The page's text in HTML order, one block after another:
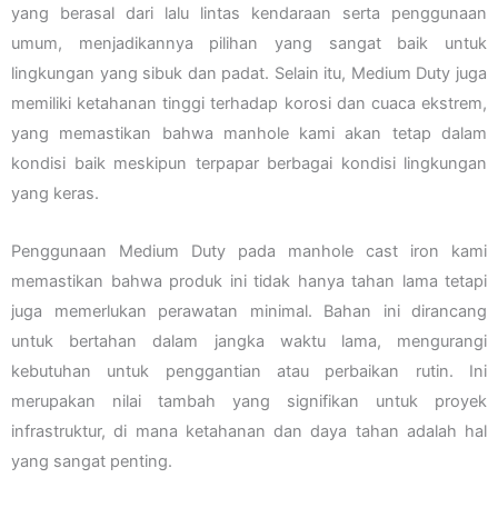
yang berasal dari lalu lintas kendaraan serta penggunaan
umum, menjadikannya pilihan yang sangat baik untuk
lingkungan yang sibuk dan padat. Selain itu, Medium Duty juga
memiliki ketahanan tinggi terhadap korosi dan cuaca ekstrem,
yang memastikan bahwa manhole kami akan tetap dalam
kondisi baik meskipun terpapar berbagai kondisi lingkungan
yang keras.
Penggunaan Medium Duty pada manhole cast iron kami
memastikan bahwa produk ini tidak hanya tahan lama tetapi
juga memerlukan perawatan minimal. Bahan ini dirancang
untuk bertahan dalam jangka waktu lama, mengurangi
kebutuhan untuk penggantian atau perbaikan rutin. Ini
merupakan nilai tambah yang signifikan untuk proyek
infrastruktur, di mana ketahanan dan daya tahan adalah hal
yang sangat penting.